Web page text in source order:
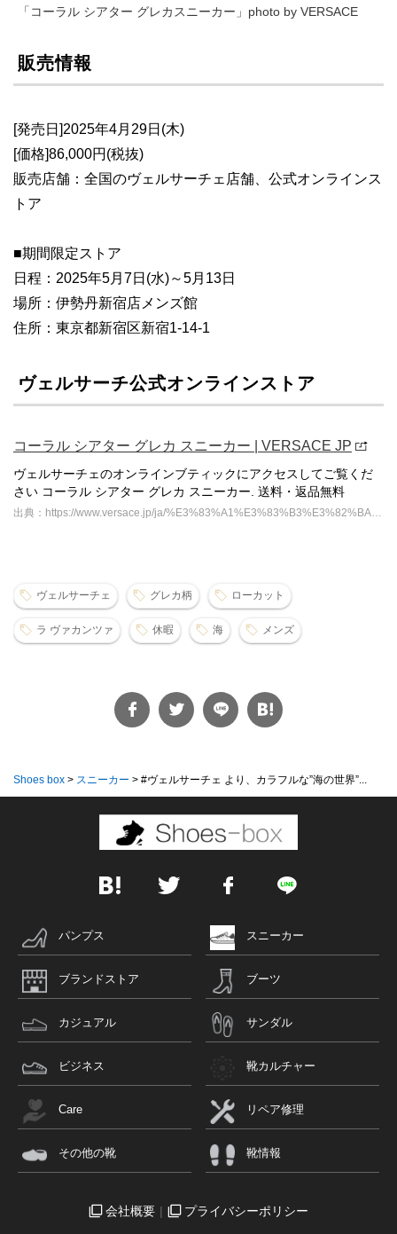
「コーラル シアター グレカスニーカー」photo by VERSACE
販売情報
[発売日]2025年4月29日(木)
[価格]86,000円(税抜)
販売店舗：全国のヴェルサーチェ店舗、公式オンラインス
トア
■期間限定ストア
日程：2025年5月7日(水)～5月13日
場所：伊勢丹新宿店メンズ館
住所：東京都新宿区新宿1-14-1
ヴェルサーチ公式オンラインストア
コーラル シアター グレカ スニーカー | VERSACE JP
ヴェルサーチェのオンラインブティックにアクセスしてご覧くだ
さい コーラル シアター グレカ スニーカー. 送料・返品無料
出典：https://www.versace.jp/ja/%E3%83%A1%E3%83%B3%E3%82%BA/%E3%82%B7%E3%83%A5%E3%83%BC%E3%82%BA/%E3%82%B9%E3%83%8B%E3%83%BC%E3%82%AB%E3%83%BC/%E3%82%B3%E3%83%BC%E3%83%A9%E3%83%AB-%E3%82%B7%E3%82%A2%E3%82%BF%E3%83%BC-%E3%82%B0%E3%83%AC%E3%82%AB-%E3%82%B9%E3%83%8B%E3%83%BC%E3%82%AB%E3%83%BC/1014460-1A15322_5B020.html
ヴェルサーチェ グレカ柄 ローカット
ラ ヴァカンツァ 休暇 海 メンズ
Shoes box > スニーカー > #ヴェルサーチェ より、カラフルな”海の世界”...
パンプス スニーカー
ブランドストア ブーツ
カジュアル サンダル
ビジネス 靴カルチャー
Care リペア修理
その他の靴 靴情報
会社概要 プライバシーポリシー